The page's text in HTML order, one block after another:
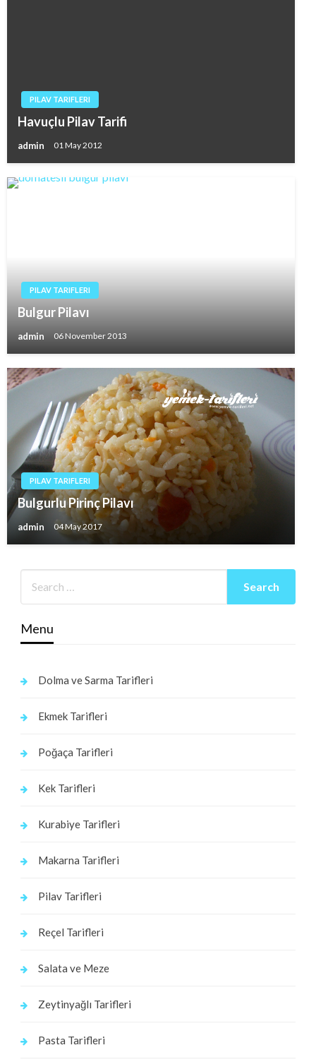
PILAV TARIFLERI
Havuçlu Pilav Tarifi
admin 01 May 2012
PILAV TARIFLERI
Bulgur Pilavı
admin 06 November 2013
PILAV TARIFLERI
Bulgurlu Pirinç Pilavı
admin 04 May 2017
Menu
Dolma ve Sarma Tarifleri
Ekmek Tarifleri
Poğaça Tarifleri
Kek Tarifleri
Kurabiye Tarifleri
Makarna Tarifleri
Pilav Tarifleri
Reçel Tarifleri
Salata ve Meze
Zeytinyağlı Tarifleri
Pasta Tarifleri